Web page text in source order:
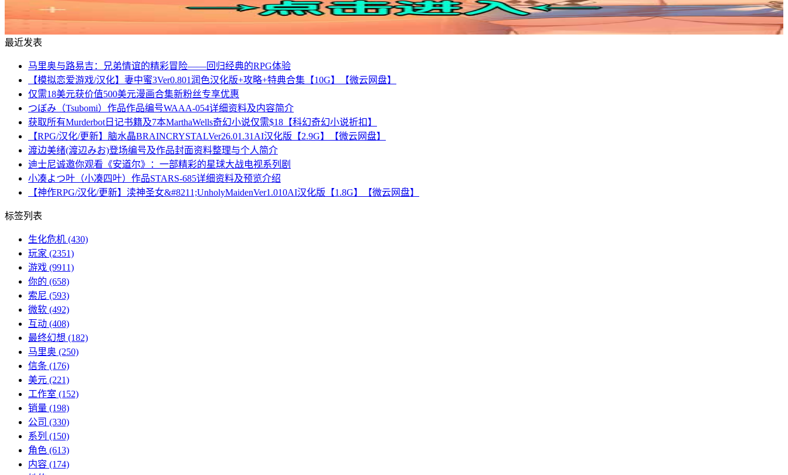
最近发表
马里奥与路易吉：兄弟情谊的精彩冒险——回归经典的RPG体验
【模拟恋爱游戏/汉化】妻中蜜3Ver0.801润色汉化版+攻略+特典合集【10G】【微云网盘】
仅需18美元获价值500美元漫画合集新粉丝专享优惠
つぼみ（Tsubomi）作品作品编号WAAA-054详细资料及内容简介
获取所有Murderbot日记书籍及7本MarthaWells奇幻小说仅需$18【科幻奇幻小说折扣】
【RPG/汉化/更新】脑水晶BRAINCRYSTALVer26.01.31AI汉化版【2.9G】【微云网盘】
渡边美绪(渡辺みお)登场编号及作品封面资料整理与个人简介
迪士尼诚邀你观看《安道尔》：一部精彩的星球大战电视系列剧
小凑よつ叶（小凑四叶）作品STARS-685详细资料及预览介绍
【神作RPG/汉化/更新】渎神圣女&#8211;UnholyMaidenVer1.010AI汉化版【1.8G】【微云网盘】
标签列表
生化危机 (430)
玩家 (2351)
游戏 (9911)
你的 (658)
索尼 (593)
微软 (492)
互动 (408)
最终幻想 (182)
马里奥 (250)
信条 (176)
美元 (221)
工作室 (152)
销量 (198)
公司 (330)
系列 (150)
角色 (613)
内容 (174)